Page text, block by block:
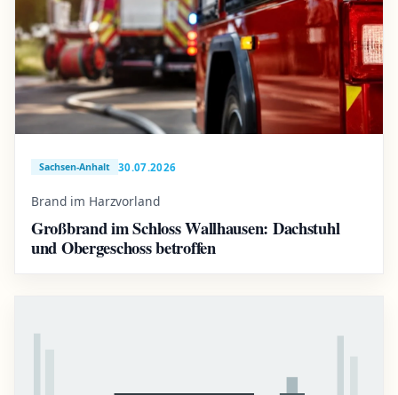
Sachsen-Anhalt 30.07.2026
Brand im Harzvorland
Großbrand im Schloss Wallhausen: Dachstuhl
und Obergeschoss betroffen